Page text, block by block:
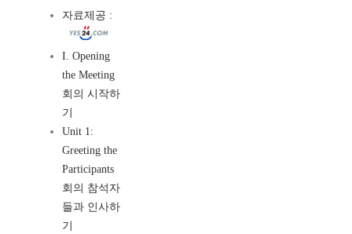
자료제공 :
I. Opening
the Meeting
회의 시작하
기
Unit 1:
Greeting the
Participants
회의 참석자
들과 인사하
기